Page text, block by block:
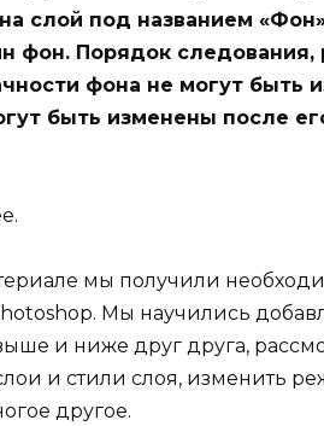
слой под названием
фон. Порядок
фона не могут быть
быть изменены после
мы получили
Мы научились
и ниже друг друга,
и стили слоя, изменить
другое.